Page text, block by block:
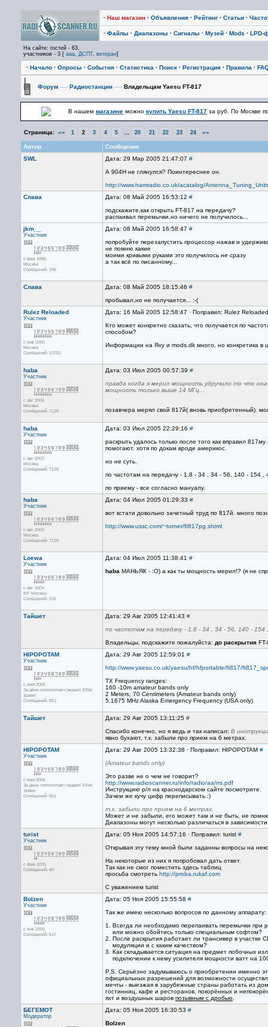
· Наш магазин · Объявления · Рейтинг · Статьи ·
· Файлы · Диапазоны · Сигналы · Музей · Mods · LPD-
На сайте: гостей - 63,
участников - 3 [ aaa, ДСПТ, ветеран]
· Начало · Опросы · События · Статистика · Поиск · Регистрация · Правила ·
Форум —› Радиостанции —› Владельцам Yaesu FT-817
В нашем магазине можно купить Yaesu FT-817 за руб. По Москве
Страница: «« 1 2 3 4 5 20 21 22 23 24 »»
Автор
Сообщение
SWL
Дата: 29 Мар 2005 21:47:07 #
А 904H не глянулся? Поинтереснее он.
http://www.hamradio.co.uk/acatalog/
Слава
Дата: 08 Май 2005 16:53:12 #
подскажите,как открыть FT-817 на передачу?
распаивал перемычки,но ничего не получилось...
jkm__
Участник
с фев 2005
Москва
Сообщений: 196
Дата: 08 Май 2005 16:58:47 #
попробуйте перезапустить процессор нажав и
не помню какие
моими кривыми руками это получилось не сразу
а так всё по писанному...
Слава Дата: 08 Май 2005 18:15:46 #
пробывал,но не получается... :-(
Rulez Reloaded
Участник
с янв 2005
Москва
Сообщений: 13752
Дата: 16 Май 2005 12:58:47 · Поправил: Rulez
Кто может конкретно сказать, что получается по
способом?
Информации на Яху и mods.dk много, но конкретика в
haba
Участник
с авг 2003
Москва
Сообщений: 7129
Дата: 03 Июл 2005 00:57:39 #
правда когда я мерил мощность удручило то что
мощность только выше 14 МГц...
позавчера мерял свой 817й( вновь приобретенный).
haba
Участник
с авг 2003
Москва
Сообщений: 7129
Дата: 03 Июл 2005 22:29:16 #
раскрыть удалось только после того как вправил
помогают. хотя по докам вроде америкос.
но не суть.
по частотам на передачу - 1.8 - 34 , 34 - 56, 140 - 154 ,
по приему - все согласно мануалу.
haba
Участник
с авг 2003
Москва
Сообщений: 7129
Дата: 04 Июл 2005 01:29:33 #
вот кстати довольно зачетный труд по 817й. много
http://www.ussc.com/~turner/ft817pg.shtml
Loewa
Участник
с авг 2004
ЮГ Москвы
Сообщений: 515
Дата: 04 Июл 2005 11:38:41 #
haba МАНЬЯК - :О) а как ты мощность мерил!? (я не
Тайшет Дата: 29 Авг 2005 12:41:43 #
по частотам на передачу - 1.8 - 34 , 34 - 56, 140 - 154
Владельцы, подскажите пожалуйста: до раскрытия
HIPOPOTAM
Участник
с июл 2005
За день гиппопотам съедает 200кг.
травы
Сообщений: 651
Дата: 29 Авг 2005 12:59:01 #
http://www.yaesu.co.uk/yaesu/hf/hfportable/ft817/
TX Frequency ranges:
160 -10m amateur bands only
2 Meters, 70 Centimeters (Amateur bands only)
5.1675 MHz Alaska Emergency Frequency (USA only)
Тайшет Дата: 29 Авг 2005 13:11:25 #
Спасибо конечно, но я ведь и так написал: В
явно бухают, т.к. забыли про прием на 6 метрах.
HIPOPOTAM
Участник
с июл 2005
За день гиппопотам съедает 200кг.
травы
Сообщений: 651
Дата: 29 Авг 2005 13:32:38 · Поправил: HIPOPOTAM #
(Amateur bands only)
Это разве не о чем не говорит?
http://www.radioscanner.ru/info/radio/aa/rrs.pdf
Инструкцию р/л на краснодарском сайте посмотрите.
Зачем же кучу цифр переписывать :)
т.к. забыли про прием на 6 метрах.
Может и не забыли, его может там и не быть, не
Диапазоны могут несколько различаться в
turist
Участник
с фев 2005
Сообщений: 40
Дата: 05 Ноя 2005 14:57:16 · Поправил: turist #
Открывая эту тему мной были заданны вопросы на
На некоторые из них я попробовал дать ответ.
Так как не смог поместить здесь таблиц
просьба смотреть http://proba.rukaf.com
С уважением turist
Bolzen
Участник
с янв 2005
Сообщений: 617
Дата: 05 Ноя 2005 15:55:58 #
Так же имею несколько вопросов по данному аппарату:
1. Всегда ли необходимо перепаивать перемычки при
или можно обойтись только специальным софтом?
2. После раскрытия работает ли трансивер в участке
модуляции и с каким качеством?
3. Как складывается ситуация на предмет побочных
подключении к нему усилителя мощности ватт на
P.S. Серьёзно задумываюсь о приобретении именно
официальных разрешений для возможности
мечты - выезжая в зарубежные страны работать из
гостинниц, кафе и ресторанов, покорённых и
яхт и воздушных шаров позывным с дробью
БЕГЕМОТ
Модератор
Дата: 05 Ноя 2005 16:30:53 #
Bolzen